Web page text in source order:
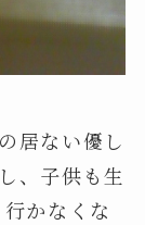
居ない優し
、子供も生
かなくな